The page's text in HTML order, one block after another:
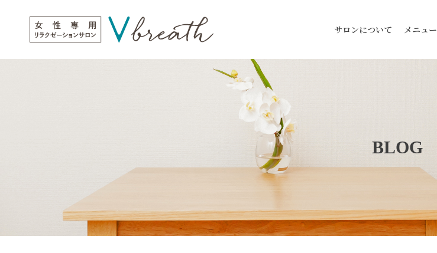
サロンについて メニュー
BLOG